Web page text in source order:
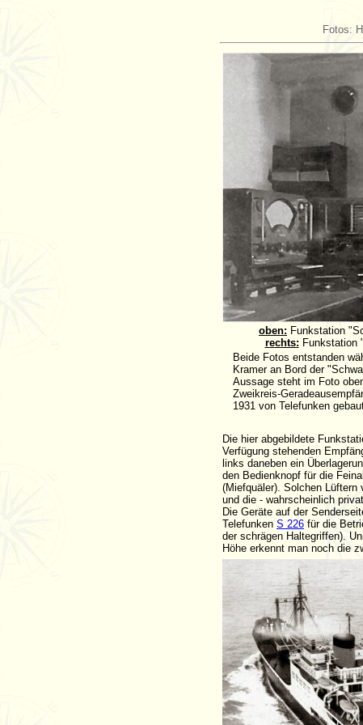
Fotos:
oben: Funkstation
rechts: Funkstation
Beide Fotos entstanden
Kramer an Bord der
Aussage steht im Foto
Zweikreis-
1931 von Telefunken
Die hier abgebildete
Verfügung stehenden
links daneben ein
den Bedienknopf für die
(Miefquäler). Solchen
und die - wahrscheinlich
Die Geräte auf der
Telefunken S 226 für die
der schrägen Haltegriffen).
Höhe erkennt man noch die